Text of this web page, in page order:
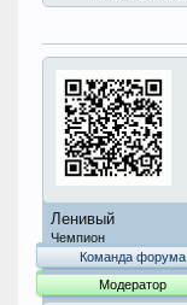
Ленивый
Чемпион
Команда форума
Модератор